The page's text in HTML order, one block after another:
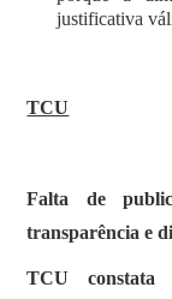
justificativa
TCU
Falta de
transparência e
TCU constata